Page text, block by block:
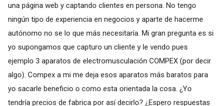
una página web y captando clientes en persona. No tengo
ningún tipo de experiencia en negocios y aparte de hacerme
autónomo no se lo que más necesitaría. Mi gran pregunta es si
yo supongamos que capturo un cliente y le vendo pues
ejemplo 3 aparatos de electromusculación COMPEX (por decir
algo). Compex a mi me deja esos aparatos más baratos para
yo sacarle beneficio o como esta orientada la cosa. ¿Yo
tendría precios de fabrica por así decirlo? ¿Espero respuestas